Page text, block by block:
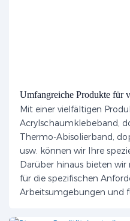
Umfangreiche Produkte für
Mit einer vielfältigen
Acrylschaumklebeband,
Thermo-Abisolierband,
usw. können wir Ihre
Darüber hinaus bieten
für die spezifischen
Arbeitsumgebungen und